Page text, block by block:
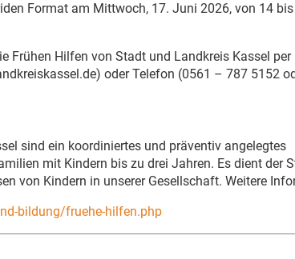
Format am Mittwoch, 17. Juni 2026, von 14
Frühen Hilfen von Stadt und Landkreis Kassel per
oder Telefon (0561 – 787 5152
sind ein koordiniertes und präventiv angelegtes
mit Kindern bis zu drei Jahren. Es dient der
von Kindern in unserer Gesellschaft. Weitere
bildung/fruehe-hilfen.php